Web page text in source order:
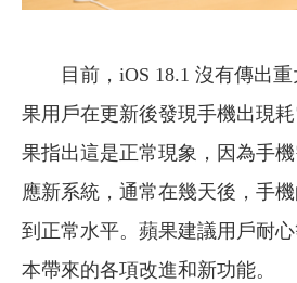
目前，iOS 18.1 沒有傳出
果用戶在更新後發現手機出現
果指出這是正常現象，因為手
應新系統，通常在幾天後，手
到正常水平。蘋果建議用戶耐
本帶來的各項改進和新功能。